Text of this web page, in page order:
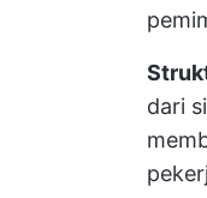
dari